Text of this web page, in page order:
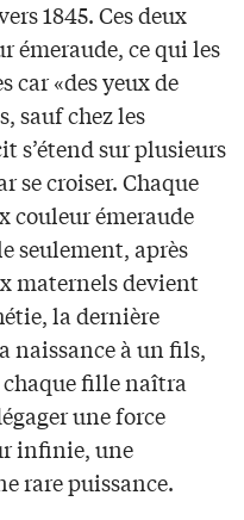
1845. Ces deux
émeraude, ce qui les
car «des yeux de
sauf chez les
s’étend sur plusieurs
se croiser. Chaque
couleur émeraude
seulement, après
maternels devient
la dernière
naissance à un fils,
chaque fille naîtra
une force
infinie, une
rare puissance.